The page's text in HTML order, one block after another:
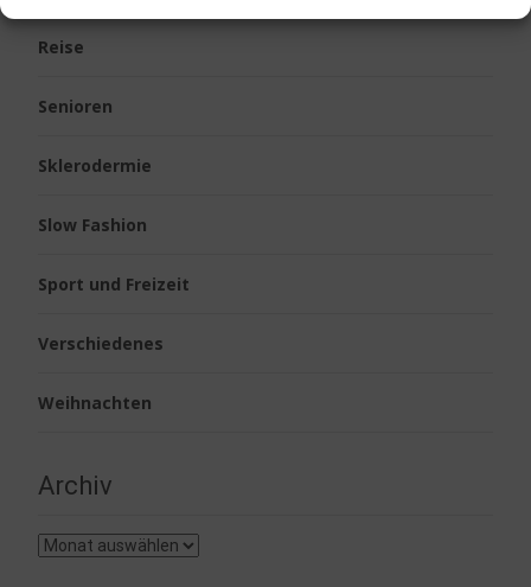
Reise
Senioren
Sklerodermie
Slow Fashion
Sport und Freizeit
Verschiedenes
Weihnachten
Archiv
Archiv